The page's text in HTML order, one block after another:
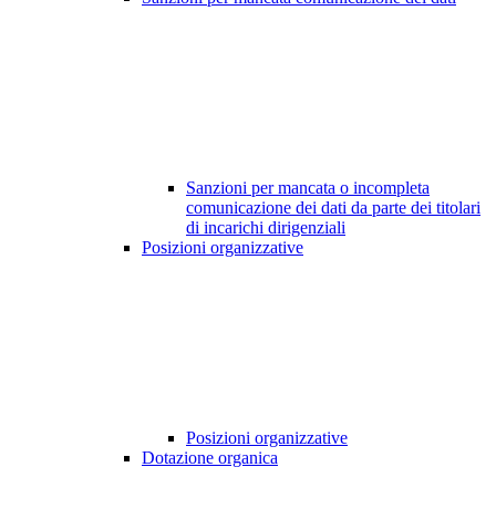
Sanzioni per mancata o incompleta
comunicazione dei dati da parte dei titolari
di incarichi dirigenziali
Posizioni organizzative
Posizioni organizzative
Dotazione organica